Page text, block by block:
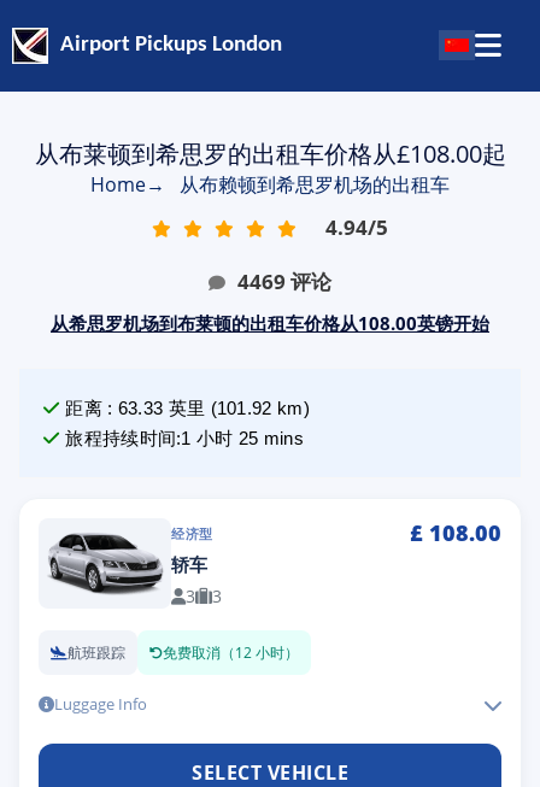
Airport Pickups London
从布莱顿到希思罗的出租车价格从£108.00起
Home→ 从布赖顿到希思罗机场的出租车
4.94/5
4469 评论
从希思罗机场到布莱顿的出租车价格从108.00英镑开始
距离: 63.33 英里 (101.92 km)
旅程持续时间:1 小时 25 mins
经济型 £ 108.00
轿车
3 3
航班跟踪 免费取消（12 小时）
Luggage Info
SELECT VEHICLE